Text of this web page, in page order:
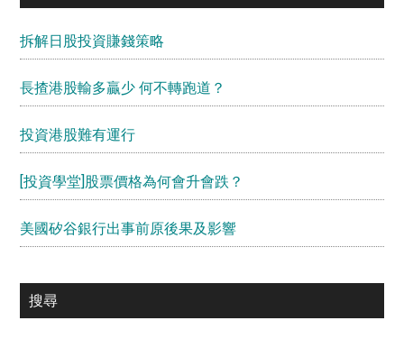
拆解日股投資賺錢策略
長揸港股輸多贏少 何不轉跑道？
投資港股難有運行
[投資學堂]股票價格為何會升會跌？
美國矽谷銀行出事前原後果及影響
搜尋